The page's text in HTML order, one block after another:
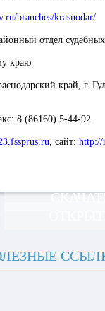
branches/krasnodar/
отдел
краю
край, г.
8 (86160) 5-44-92
, сайт: http://